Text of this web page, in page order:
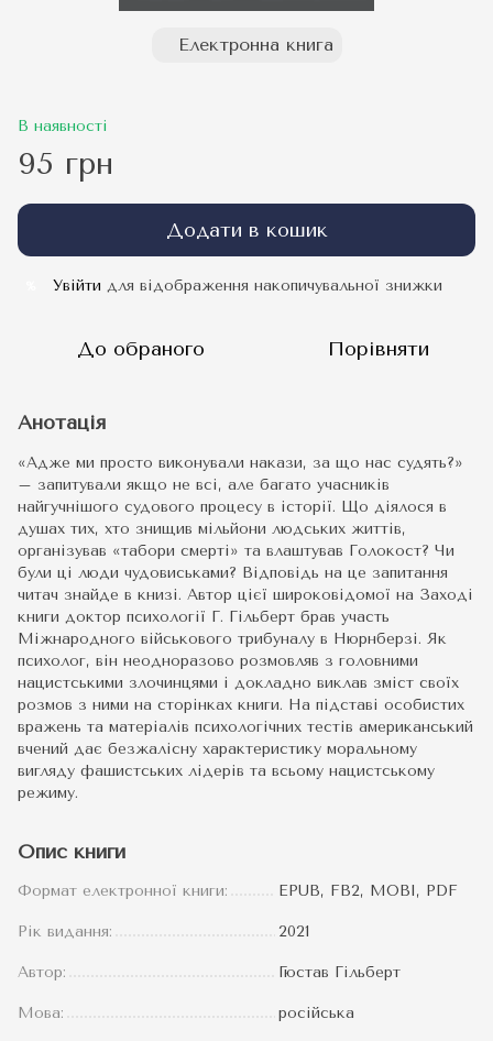
Електронна книга
В наявності
95 грн
Додати в кошик
Увійти для відображення накопичувальної знижки
До обраного Порівняти
Анотація
«Адже ми просто виконували накази, за що нас судять?»
– запитували якщо не всі, але багато учасників
найгучнішого судового процесу в історії. Що діялося в
душах тих, хто знищив мільйони людських життів,
організував «табори смерті» та влаштував Голокост? Чи
були ці люди чудовиськами? Відповідь на це запитання
читач знайде в книзі. Автор цієї широковідомої на Заході
книги доктор психології Г. Гільберт брав участь
Міжнародного військового трибуналу в Нюрнберзі. Як
психолог, він неодноразово розмовляв з головними
нацистськими злочинцями і докладно виклав зміст своїх
розмов з ними на сторінках книги. На підставі особистих
вражень та матеріалів психологічних тестів американський
вчений дає безжалісну характеристику моральному
вигляду фашистських лідерів та всьому нацистському
режиму.
Опис книги
Формат електронної книги: EPUB, FB2, MOBI, PDF
Рік видання: 2021
Автор: Гюстав Гільберт
Мова: російська